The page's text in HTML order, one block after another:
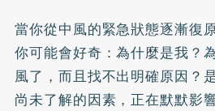
當你從中風的緊急狀態逐漸復
你可能會好奇：為什麼是我？
風了，而且找不出明確原因？
尚未了解的因素，正在默默影